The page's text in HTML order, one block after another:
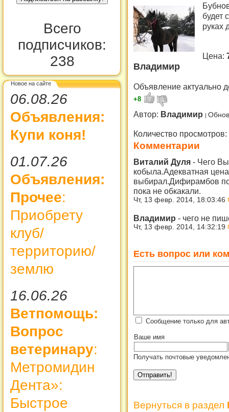
Всего
подписчиков:
238
Новое на сайте
06.08.26
Объявления:
Купи коня!
01.07.26
Объявления:
Прочее:
Приобрету
клуб/
территорию/
землю
16.06.26
Ветпомощь:
Вопрос
ветеринару:
Метромидин
Дента»:
Быстрое
будет
руках
Цена:
Владимир
Объявление актуально
+8
Автор: Владимир
Количество просмотров:
Комментарии
Виталий Дуля - Чего
кобыла.Адекватная
выбирал.Дифирамбов
пока не обкакали.
Чт, 13 февр. 2014, 18:03:46
Владимир - чего не
Чт, 13 февр. 2014, 14:32:19
Есть вопрос или
Сообщение только для
Ваше имя
Получать почтовые
Вернуться в раздел